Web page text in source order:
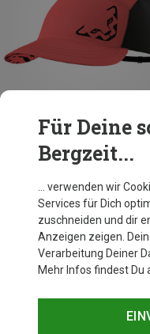
Alpine Cap
ONE SIZE
Für Deine
Bergzeit...
… verwenden wir
Services für Dich
zuschneiden und dir
Anzeigen zeigen.
Verarbeitung Deiner
Mehr Infos findest Du